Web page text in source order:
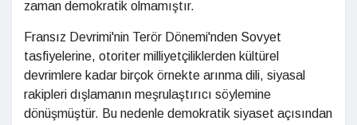
zaman demokratik olmamıştır.
Fransız Devrimi'nin Terör Dönemi'nden Sovyet
tasfiyelerine, otoriter milliyetçiliklerden kültürel
devrimlere kadar birçok örnekte arınma dili, siyasal
rakipleri dışlamanın meşrulaştırıcı söylemine
dönüşmüştür. Bu nedenle demokratik siyaset açısından